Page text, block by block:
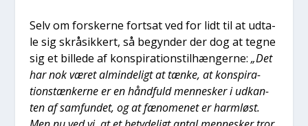
Selv om for­sker­ne fort­sat ved for lidt til at udta­
le sig skråsik­kert, så begyn­der der dog at teg­ne
sig et bil­le­de af kon­spira­tion­s­til­hæn­ger­ne: „Det
har nok været almin­de­ligt at tæn­ke, at kon­spira­
tions­tæn­ker­ne er en hånd­fuld men­ne­sker i udkan­
ten af sam­fun­det, og at fæno­me­net er harm­løst.